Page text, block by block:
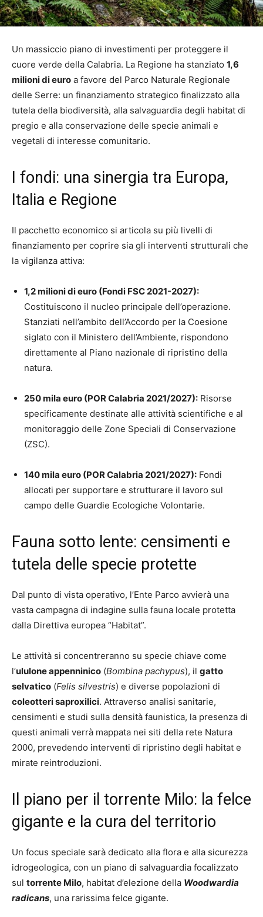
Un massiccio piano di investimenti per proteggere il
cuore verde della Calabria. La Regione ha stanziato 1,6
milioni di euro a favore del Parco Naturale Regionale
delle Serre: un finanziamento strategico finalizzato alla
tutela della biodiversità, alla salvaguardia degli habitat di
pregio e alla conservazione delle specie animali e
vegetali di interesse comunitario.
I fondi: una sinergia tra Europa,
Italia e Regione
Il pacchetto economico si articola su più livelli di
finanziamento per coprire sia gli interventi strutturali che
la vigilanza attiva:
1,2 milioni di euro (Fondi FSC 2021-2027):
Costituiscono il nucleo principale dell’operazione.
Stanziati nell’ambito dell’Accordo per la Coesione
siglato con il Ministero dell’Ambiente, rispondono
direttamente al Piano nazionale di ripristino della
natura.
250 mila euro (POR Calabria 2021/2027): Risorse
specificamente destinate alle attività scientifiche e al
monitoraggio delle Zone Speciali di Conservazione
(ZSC).
140 mila euro (POR Calabria 2021/2027): Fondi
allocati per supportare e strutturare il lavoro sul
campo delle Guardie Ecologiche Volontarie.
Fauna sotto lente: censimenti e
tutela delle specie protette
Dal punto di vista operativo, l’Ente Parco avvierà una
vasta campagna di indagine sulla fauna locale protetta
dalla Direttiva europea “Habitat”.
Le attività si concentreranno su specie chiave come
l’ululone appenninico (Bombina pachypus), il gatto
selvatico (Felis silvestris) e diverse popolazioni di
coleotteri saproxilici. Attraverso analisi sanitarie,
censimenti e studi sulla densità faunistica, la presenza di
questi animali verrà mappata nei siti della rete Natura
2000, prevedendo interventi di ripristino degli habitat e
mirate reintroduzioni.
Il piano per il torrente Milo: la felce
gigante e la cura del territorio
Un focus speciale sarà dedicato alla flora e alla sicurezza
idrogeologica, con un piano di salvaguardia focalizzato
sul torrente Milo, habitat d’elezione della Woodwardia
radicans, una rarissima felce gigante.